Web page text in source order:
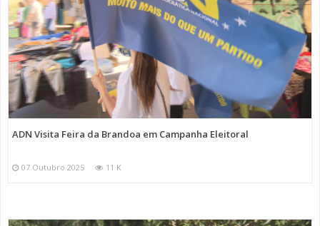
ADN Visita Feira da Brandoa em Campanha Eleitoral
07 Outubro 2025 11 K